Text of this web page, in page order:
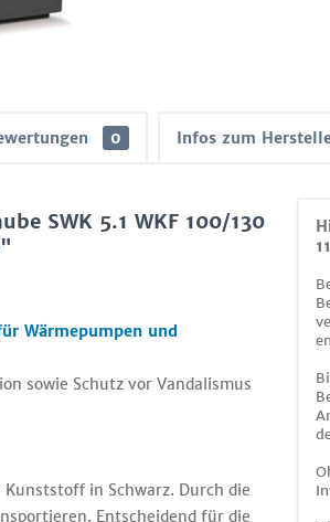
0 Infos zum
SWK 5.1 WKF 100/130
Wärmepumpen und
sowie Schutz vor Vandalismus
Kunststoff in Schwarz. Durch die
Entscheidend für die